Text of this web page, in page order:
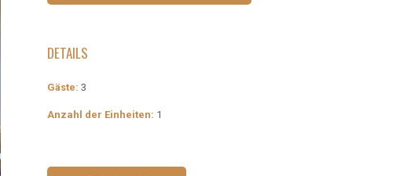
DETAILS
Gäste: 3
Anzahl der Einheiten: 1